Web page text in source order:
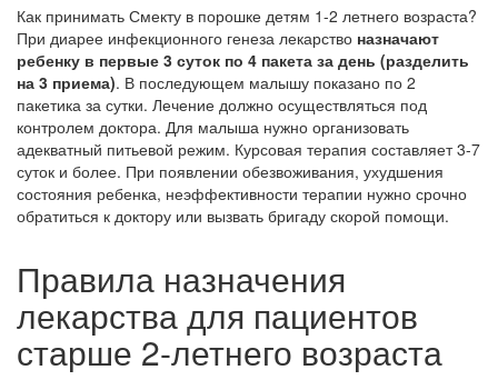
Как принимать Смекту в порошке детям 1-2 летнего возраста?
При диарее инфекционного генеза лекарство назначают
ребенку в первые 3 суток по 4 пакета за день (разделить
на 3 приема). В последующем малышу показано по 2
пакетика за сутки. Лечение должно осуществляться под
контролем доктора. Для малыша нужно организовать
адекватный питьевой режим. Курсовая терапия составляет 3-7
суток и более. При появлении обезвоживания, ухудшения
состояния ребенка, неэффективности терапии нужно срочно
обратиться к доктору или вызвать бригаду скорой помощи.
Правила назначения
лекарства для пациентов
старше 2-летнего возраста